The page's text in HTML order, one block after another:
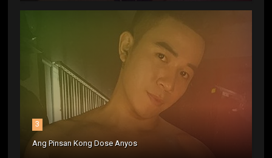
3
Ang Pinsan Kong Dose Anyos